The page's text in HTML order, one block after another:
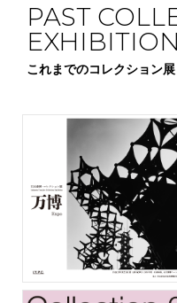
PAST
これまでのコレクション展